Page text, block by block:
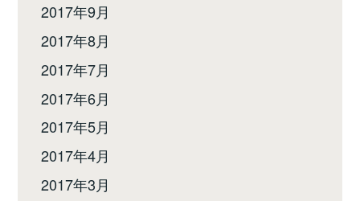
2017年9月
2017年8月
2017年7月
2017年6月
2017年5月
2017年4月
2017年3月